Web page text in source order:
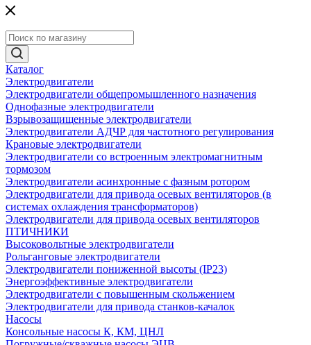
Каталог
Электродвигатели
Электродвигатели общепромышленного назначения
Однофазные электродвигатели
Взрывозащищенные электродвигатели
Электродвигатели АДЧР для частотного регулирования
Крановые электродвигатели
Электродвигатели со встроенным электромагнитным
тормозом
Электродвигатели асинхронные с фазным ротором
Электродвигатели для привода осевых вентиляторов (в
системах охлаждения трансформаторов)
Электродвигатели для привода осевых вентиляторов
ПТИЧНИКИ
Высоковольтные электродвигатели
Рольганговые электродвигатели
Электродвигатели пониженной высоты (IP23)
Энергоэффективные электродвигатели
Электродвигатели с повышенным скольжением
Электродвигатели для привода станков-качалок
Насосы
Консольные насосы К, КМ, ЦНЛ